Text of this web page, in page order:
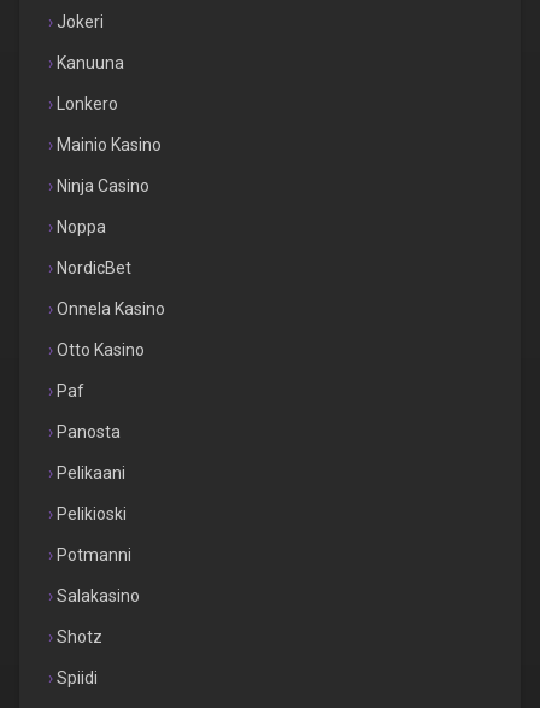
Jokeri
Kanuuna
Lonkero
Mainio Kasino
Ninja Casino
Noppa
NordicBet
Onnela Kasino
Otto Kasino
Paf
Panosta
Pelikaani
Pelikioski
Potmanni
Salakasino
Shotz
Spiidi